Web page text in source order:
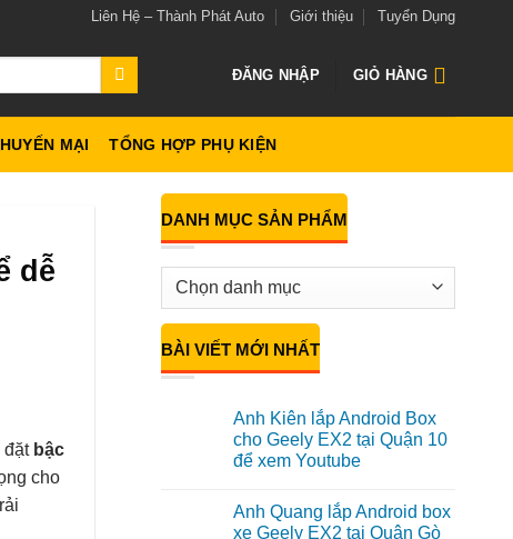
Liên Hệ – Thành Phát Auto Giới thiệu Tuyển Dụng
ĐĂNG NHẬP GIỎ HÀNG
MẠI TỔNG HỢP PHỤ KIỆN
dễ
đặt bậc
cho
DANH MỤC SẢN PHẨM
BÀI VIẾT MỚI NHẤT
Anh Kiên lắp Android Box
cho Geely EX2 tại Quận 10
để xem Youtube
bình
luận
Anh Quang lắp Android box
xe Geely EX2 tại Quận Gò